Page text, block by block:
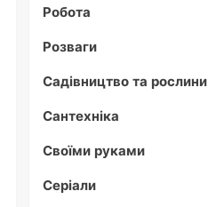
Робота
Розваги
Садівництво та рослини
Сантехніка
Своїми руками
Серіали